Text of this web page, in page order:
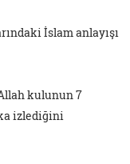
İslam anlayışı
kulunun 7
izlediğini